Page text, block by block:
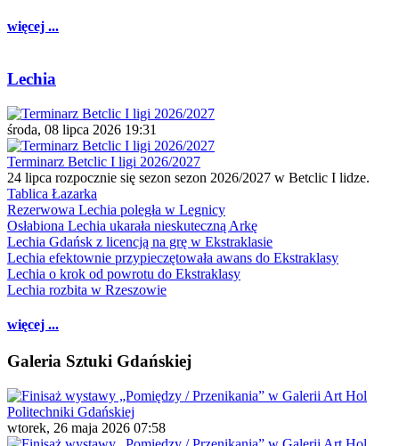
więcej ...
Lechia
środa, 08 lipca 2026 19:31
Terminarz Betclic I ligi 2026/2027
24 lipca rozpocznie się sezon sezon 2026/2027 w Betclic I lidze.
Tablica Łazarka
Rezerwowa Lechia poległa w Legnicy
Osłabiona Lechia ukarała nieskuteczną Arkę
Lechia Gdańsk z licencją na grę w Ekstraklasie
Lechia efektownie przypieczętowała awans do Ekstraklasy
Lechia o krok od powrotu do Ekstraklasy
Lechia rozbita w Rzeszowie
więcej ...
Galeria Sztuki Gdańskiej
wtorek, 26 maja 2026 07:58